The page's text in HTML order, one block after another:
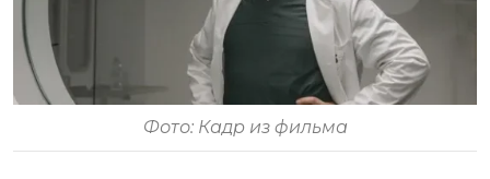
Фото: Кадр из фильма